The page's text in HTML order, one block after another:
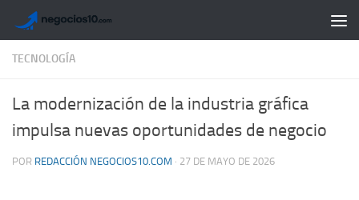
Saltar al contenido
TECNOLOGÍA
La modernización de la industria gráfica
impulsa nuevas oportunidades de negocio
POR REDACCIÓN NEGOCIOS10.COM · 27 DE MAYO DE 2026